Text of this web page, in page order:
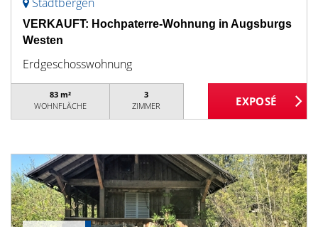
VERKAUFT: Hochpaterre-Wohnung in Augsburgs
Westen
Erdgeschosswohnung
83 m²
WOHNFLÄCHE
3
ZIMMER